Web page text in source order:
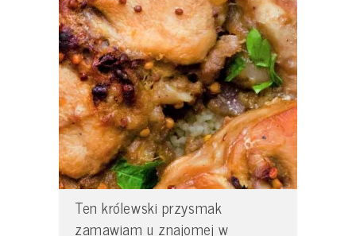
Ten królewski przysmak
zamawiam u znajomej w